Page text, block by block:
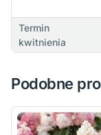
Termin
kwitnienia
Podobne